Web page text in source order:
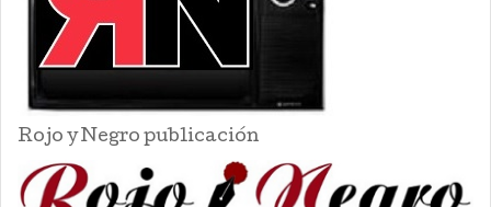
Rojo y Negro publicación